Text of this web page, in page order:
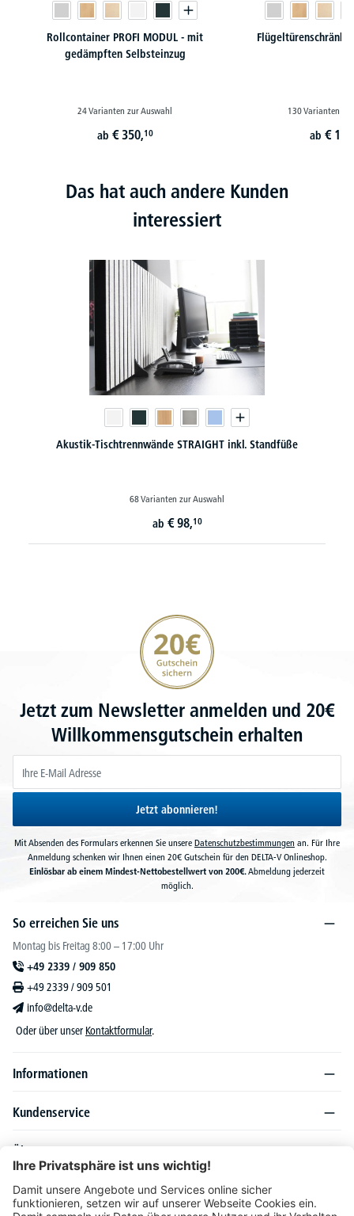
Rollcontainer PROFI MODUL - mit
gedämpften Selbsteinzug
24 Varianten zur Auswahl
ab € 350,10
Flügeltürenschränke
130 Varianten
ab €
Das hat auch andere Kunden
interessiert
Akustik-Tischtrennwände STRAIGHT inkl. Standfüße
68 Varianten zur Auswahl
ab € 98,10
20€ Gutschein sichern
Jetzt zum Newsletter anmelden und 20€
Willkommensgutschein erhalten
Jetzt abonnieren!
Mit Absenden des Formulars erkennen Sie unsere Datenschutzbestimmungen an. Für Ihre
Anmeldung schenken wir Ihnen einen 20€ Gutschein für den DELTA-V Onlineshop.
Einlösbar ab einem Mindest-Nettobestellwert von 200€.Abmeldung jederzeit
möglich.
So erreichen Sie uns
Montag bis Freitag 8:00 – 17:00 Uhr
+49 2339 / 909 850
+49 2339 / 909 501
info@delta-v.de
Oder über unser Kontaktformular.
Informationen
Kundenservice
Über DELTA-V
Produktsortiment